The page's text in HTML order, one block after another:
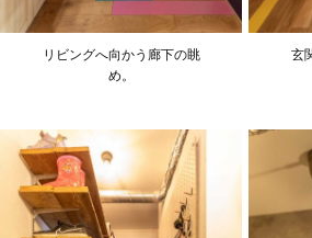
リビングへ向かう廊下の眺
め。
玄